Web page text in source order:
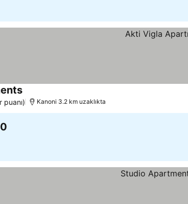
Fiyatları görün
puanı) Kanoni 3.2 km uzaklıkta